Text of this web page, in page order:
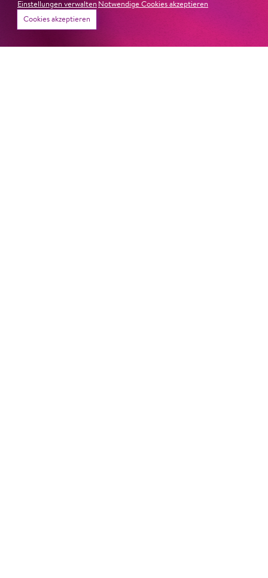
und ihre starke Bühnenpräsenz:
»In dem überwältigenden Farbenreichtum ihres Spiels
sind Auflehnung und Verletzlichkeit ebenso nachfühlbar
Einstellungen verwalten Notwendige Cookies akzeptieren
Cookies akzeptieren